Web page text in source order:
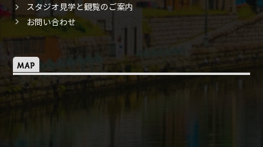
スタジオ見学と観覧のご案内
お問い合わせ
MAP